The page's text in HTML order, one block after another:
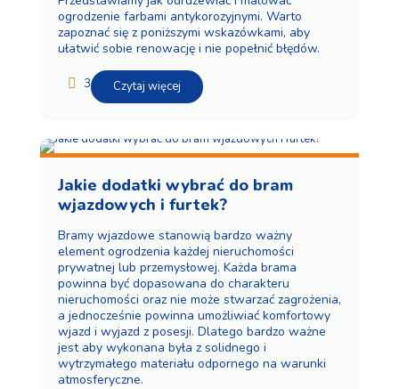
ogrodzenie farbami antykorozyjnymi. Warto
zapoznać się z poniższymi wskazówkami, aby
ułatwić sobie renowację i nie popełnić błędów.
3 Czytaj więcej
Jakie dodatki wybrać do bram
wjazdowych i furtek?
Bramy wjazdowe stanowią bardzo ważny
element ogrodzenia każdej nieruchomości
prywatnej lub przemysłowej. Każda brama
powinna być dopasowana do charakteru
nieruchomości oraz nie może stwarzać zagrożenia,
a jednocześnie powinna umożliwiać komfortowy
wjazd i wyjazd z posesji. Dlatego bardzo ważne
jest aby wykonana była z solidnego i
wytrzymałego materiału odpornego na warunki
atmosferyczne.